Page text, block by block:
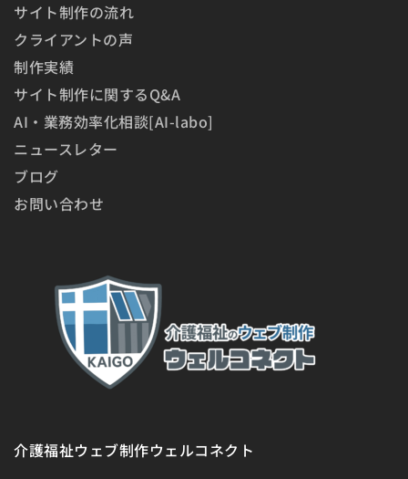
サイト制作の流れ
クライアントの声
制作実績
サイト制作に関するQ&A
AI・業務効率化相談[AI-labo]
ニュースレター
ブログ
お問い合わせ
介護福祉ウェブ制作ウェルコネクト